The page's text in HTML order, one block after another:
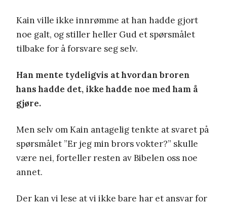
Kain ville ikke innrømme at han hadde gjort
noe galt, og stiller heller Gud et spørsmålet
tilbake for å forsvare seg selv.
Han mente tydeligvis at hvordan broren
hans hadde det, ikke hadde noe med ham å
gjøre.
Men selv om Kain antagelig tenkte at svaret på
spørsmålet ”Er jeg min brors vokter?” skulle
være nei, forteller resten av Bibelen oss noe
annet.
Der kan vi lese at vi ikke bare har et ansvar for